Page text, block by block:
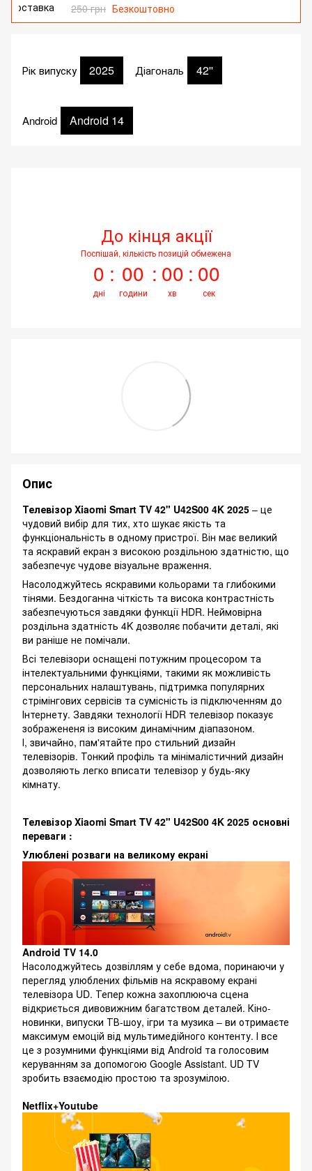
250 грн Безкоштовно
Рік випуску 2025 Діагональ 42''
Android Android 14
До кінця акції
Поспішай, кількість позицій обмежена
0
дні
00
години
00
хв
00
сек
Опис
Телевізор Xiaomi Smart TV 42" U42S00 4K 2025 – це
чудовий вибір для тих, хто шукає якість та
функціональність в одному пристрої. Він має великий
та яскравий екран з високою роздільною здатністю, що
забезпечує чудове візуальне враження.
Насолоджуйтесь яскравими кольорами та глибокими
тінями. Бездоганна чіткість та висока контрастність
забезпечуються завдяки функції HDR. Неймовірна
роздільна здатність 4K дозволяє побачити деталі, які
ви раніше не помічали.
Всі телевізори оснащені потужним процесором та
інтелектуальними функціями, такими як можливість
персональних налаштувань, підтримка популярних
стрімінгових сервісів та сумісність із підключенням до
Інтернету. Завдяки технології HDR телевізор показує
зображененя із високим динамічним діапазоном.
І, звичайно, пам'ятайте про стильний дизайн
телевізорів. Тонкий профіль та мінімалістичний дизайн
дозволяють легко вписати телевізор у будь-яку
кімнату.
Телевізор Xiaomi Smart TV 42" U42S00 4K 2025 основні
переваги :
Улюблені розваги на великому екрані
Android TV 14.0
Насолоджуйтесь дозвіллям у себе вдома, поринаючи у
перегляд улюблених фільмів на яскравому екрані
телевізора UD. Тепер кожна захоплююча сцена
відкриється дивовижним багатством деталей. Кіно-
новинки, випуски ТВ-шоу, ігри та музика – ви отримаєте
максимум емоцій від мультимедійного контенту. І все
це з розумними функціями від Android та голосовим
керуванням за допомогою Google Assistant. UD TV
зробить взаємодію простою та зрозумілою.
Netflix+Youtube